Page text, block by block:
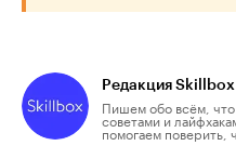
Редакция
Пишем обо всём, что
советами и
помогаем поверить,